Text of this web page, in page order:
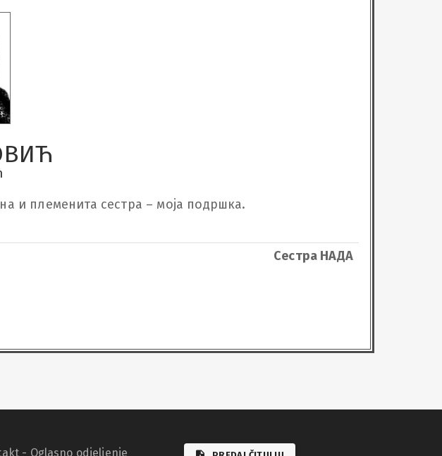
и племенита сестра – моја подршка.
Сестра НАДА
- Oglasno odjeljenje